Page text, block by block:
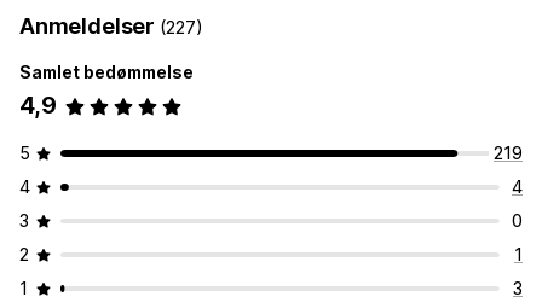
Anmeldelser (227)
Samlet bedømmelse
4,9
5
219
4
4
3
0
2
1
1
3